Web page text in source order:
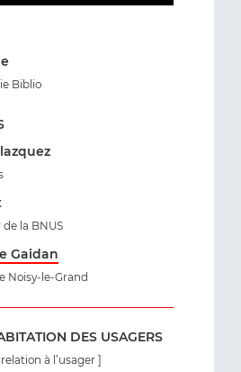
Biblio
la BNUS
Gaidan
Noisy-le-Grand
DES USAGERS
à l’usager ]